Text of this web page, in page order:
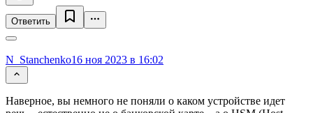
Ответить
N_Stanchenko16 ноя 2023 в 16:02
Наверное, вы немного не поняли о каком устройстве идет